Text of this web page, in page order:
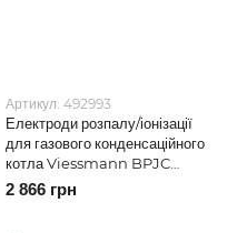
Артикул: 492993
Електроди розпалу/іонізації
для газового конденсаційного
котла Viessmann BPJC
7841762
2 866 грн